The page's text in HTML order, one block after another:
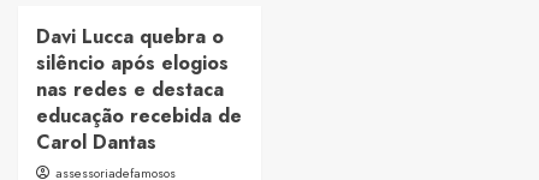
Davi Lucca quebra o
silêncio após elogios
nas redes e destaca
educação recebida de
Carol Dantas
assessoriadefamosos